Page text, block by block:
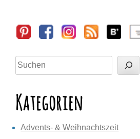
Sidebar
Suchen
Kategorien
Advents- & Weihnachtszeit